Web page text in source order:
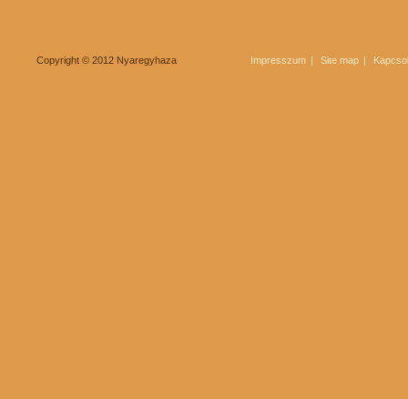
Copyright © 2012 Nyaregyhaza Impresszum Site map